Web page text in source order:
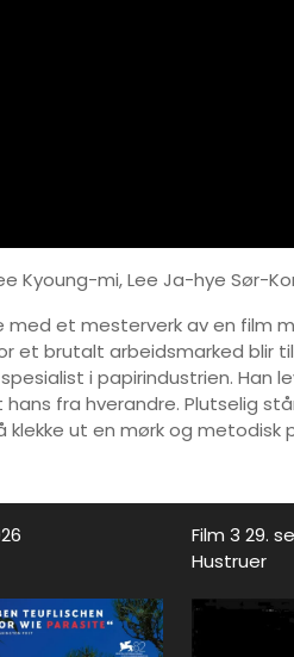
Kyoung-mi, Lee Ja-hye Sør-
med et mesterverk av en film
et brutalt arbeidsmarked blir
i papirindustrien.
fra hverandre. Plutselig
ut en mørk og metodisk
Film 3 29.
Hustruer